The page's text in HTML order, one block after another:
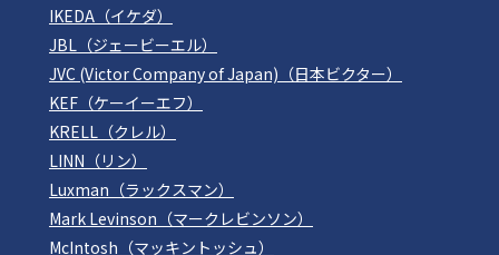
IKEDA（イケダ）
JBL（ジェービーエル）
JVC (Victor Company of Japan)（日本ビクター）
KEF（ケーイーエフ）
KRELL（クレル）
LINN（リン）
Luxman（ラックスマン）
Mark Levinson（マークレビンソン）
McIntosh（マッキントッシュ）